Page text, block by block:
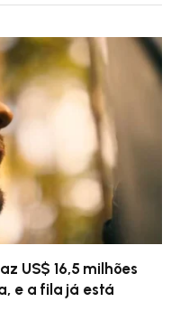
US$ 16,5 milhões
e a fila já está